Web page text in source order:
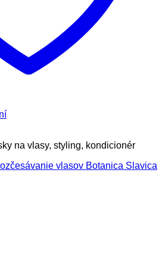
na vlasy, styling, kondicionér
vlasov Botanica Slavica